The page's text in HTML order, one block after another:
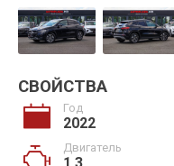
СВОЙСТВА
Год
2022
Двигатель